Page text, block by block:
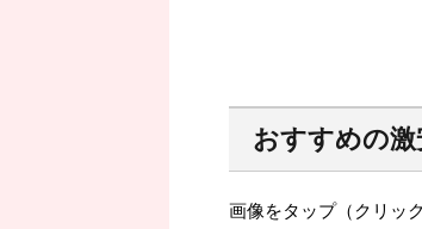
おすすめの激
画像をタップ（クリッ